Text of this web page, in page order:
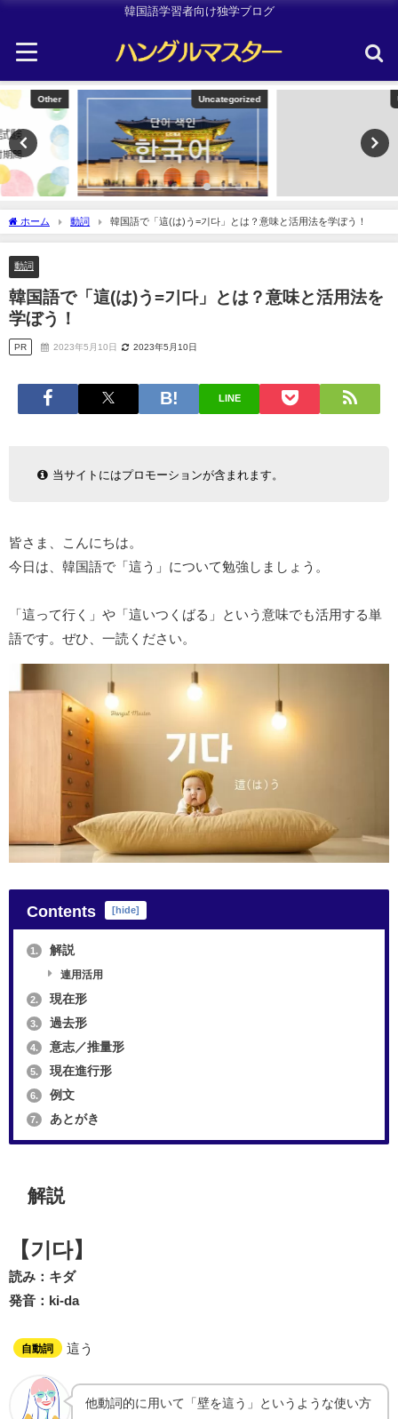
韓国語学習者向け独学ブログ
Uncategorized
ホーム 動詞 韓国語で「這(は)う=기다」とは？意味と活用法を学ぼう！
動詞
韓国語で「這(は)う=기다」とは？意味と活用法を
学ぼう！
PR 2023年5月10日 2023年5月10日
LINE
当サイトにはプロモーションが含まれます。
皆さま、こんにちは。
今日は、韓国語で「這う」について勉強しましょう。
「這って行く」や「這いつくばる」という意味でも活用する単
語です。ぜひ、一読ください。
Contents hide
1. 解説
連用活用
2. 現在形
3. 過去形
4. 意志／推量形
5. 現在進行形
6. 例文
7. あとがき
解説
【기다】
読み：キダ
発音：ki-da
自動詞 這う
他動詞的に用いて「壁を這う」というような使い方